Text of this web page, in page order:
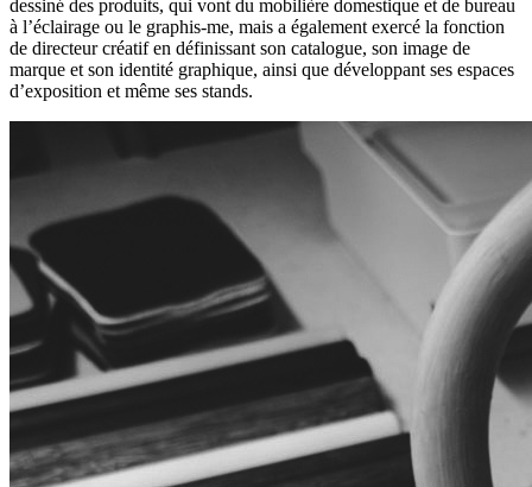
dessiné des produits, qui vont du mobilière domestique et de bureau
à l’éclairage ou le graphis-me, mais a également exercé la fonction
de directeur créatif en définissant son catalogue, son image de
marque et son identité graphique, ainsi que développant ses espaces
d’exposition et même ses stands.